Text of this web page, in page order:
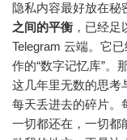
隐私内容最好放在秘
之间的平衡 ，已经
Telegram 云端。它
作的“数字记忆库”
这几年里无数的思考
每天丢进去的碎片
一切都还在，一切都